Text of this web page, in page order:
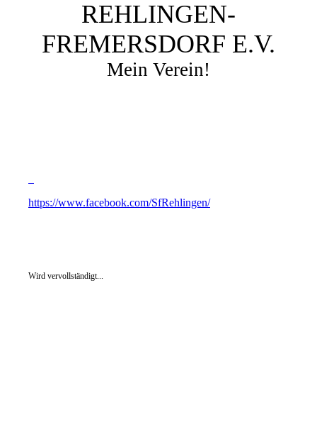
REHLINGEN-
FREMERSDORF E.V.
Mein Verein!
https://www.facebook.com/SfRehlingen/
Wird vervollständigt...